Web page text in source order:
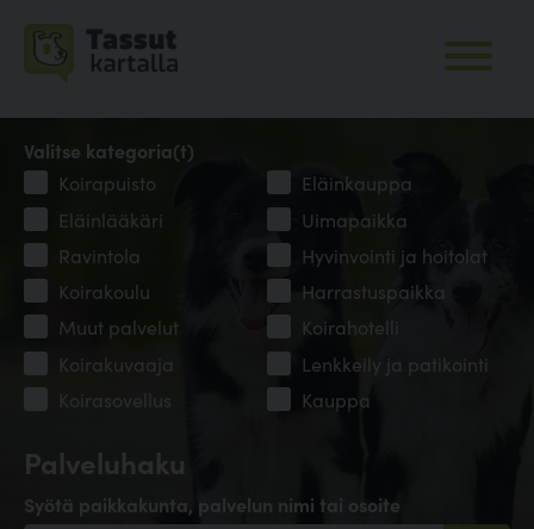
Palveluhaku
Syötä paikkakunta, palvelun nimi tai osoite
Valitse kategoria(t)
Koirapuisto
Eläinkauppa
Eläinlääkäri
Uimapaikka
Ravintola
Hyvinvointi ja hoitolat
Koirakoulu
Harrastuspaikka
Muut palvelut
Koirahotelli
Koirakuvaaja
Lenkkeily ja patikointi
Koirasovellus
Kauppa